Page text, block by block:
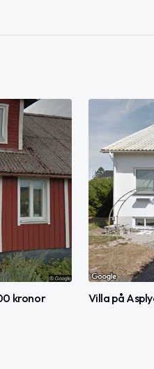
kronor Villa på